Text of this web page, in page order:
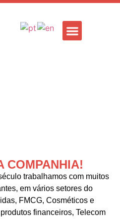
COMPANHIA!
trabalhamos com muitos
em vários setores do
FMCG, Cosméticos e
financeiros, Telecom